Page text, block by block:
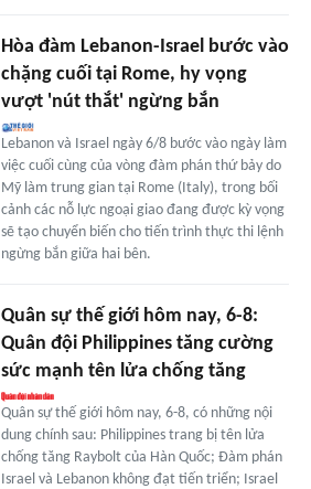
Hòa đàm Lebanon-Israel bước vào
chặng cuối tại Rome, hy vọng
vượt 'nút thắt' ngừng bắn
Lebanon và Israel ngày 6/8 bước vào ngày làm
việc cuối cùng của vòng đàm phán thứ bảy do
Mỹ làm trung gian tại Rome (Italy), trong bối
cảnh các nỗ lực ngoại giao đang được kỳ vọng
sẽ tạo chuyển biến cho tiến trình thực thi lệnh
ngừng bắn giữa hai bên.
Quân sự thế giới hôm nay, 6-8:
Quân đội Philippines tăng cường
sức mạnh tên lửa chống tăng
Quân sự thế giới hôm nay, 6-8, có những nội
dung chính sau: Philippines trang bị tên lửa
chống tăng Raybolt của Hàn Quốc; Đàm phán
Israel và Lebanon không đạt tiến triển; Israel